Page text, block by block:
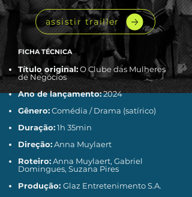
assistir trailler
FICHA TÉCNICA
Título original:O Clube das Mulheres
de Negócios
Ano de lançamento:2024
Gênero:Comédia / Drama (satírico)
Duração:1h 35min
Direção:Anna Muylaert
Roteiro:Anna Muylaert, Gabriel
Domingues, Suzana Pires
Produção: Glaz Entretenimento S.A.